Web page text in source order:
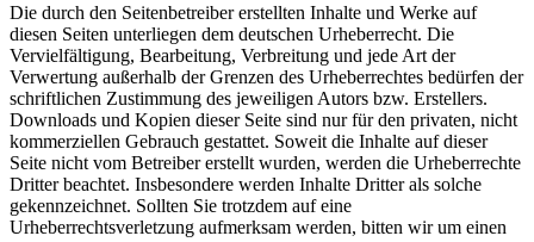
Die durch den Seitenbetreiber erstellten Inhalte und Werke auf
diesen Seiten unterliegen dem deutschen Urheberrecht. Die
Vervielfältigung, Bearbeitung, Verbreitung und jede Art der
Verwertung außerhalb der Grenzen des Urheberrechtes bedürfen der
schriftlichen Zustimmung des jeweiligen Autors bzw. Erstellers.
Downloads und Kopien dieser Seite sind nur für den privaten, nicht
kommerziellen Gebrauch gestattet. Soweit die Inhalte auf dieser
Seite nicht vom Betreiber erstellt wurden, werden die Urheberrechte
Dritter beachtet. Insbesondere werden Inhalte Dritter als solche
gekennzeichnet. Sollten Sie trotzdem auf eine
Urheberrechtsverletzung aufmerksam werden, bitten wir um einen